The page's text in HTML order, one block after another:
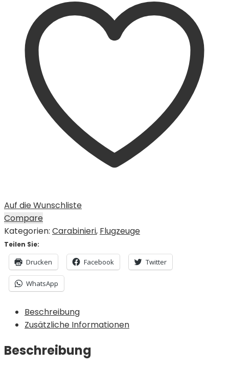
Auf die Wunschliste
Compare
Kategorien: Carabinieri, Flugzeuge
Teilen Sie:
Drucken Facebook Twitter
WhatsApp
Beschreibung
Zusätzliche Informationen
Beschreibung